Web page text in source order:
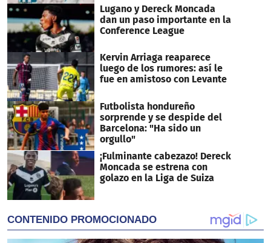
Lugano y Dereck Moncada
dan un paso importante en la
Conference League
Kervin Arriaga reaparece
luego de los rumores: así le
fue en amistoso con Levante
Futbolista hondureño
sorprende y se despide del
Barcelona: "Ha sido un
orgullo"
¡Fulminante cabezazo! Dereck
Moncada se estrena con
golazo en la Liga de Suiza